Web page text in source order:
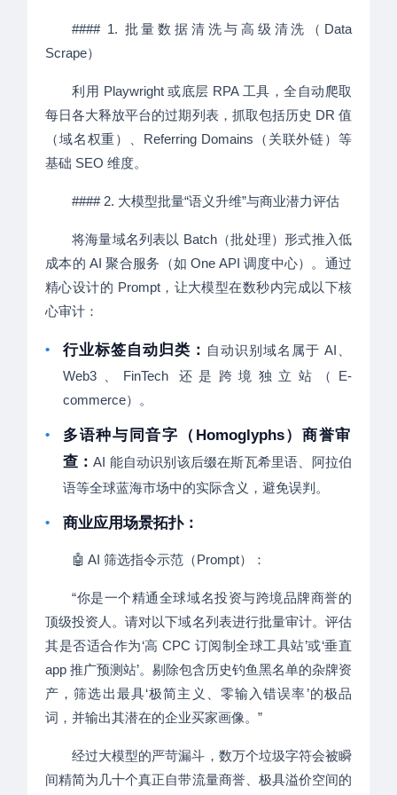
#### 1. 批量数据清洗与高级清洗（Data
Scrape）
利用 Playwright 或底层 RPA 工具，全自动爬取
每日各大释放平台的过期列表，抓取包括历史 DR 值
（域名权重）、Referring Domains（关联外链）等
基础 SEO 维度。
#### 2. 大模型批量“语义升维”与商业潜力评估
将海量域名列表以 Batch（批处理）形式推入低
成本的 AI 聚合服务（如 One API 调度中心）。通过
精心设计的 Prompt，让大模型在数秒内完成以下核
心审计：
• 行业标签自动归类： 自动识别域名属于 AI、
Web3、FinTech 还是跨境独立站（E-
commerce）。
•
多语种与同音字（Homoglyphs）商誉审
查：AI 能自动识别该后缀在斯瓦希里语、阿拉伯
语等全球蓝海市场中的实际含义，避免误判。
• 商业应用场景拓扑：
🤖 AI 筛选指令示范（Prompt）：
“你是一个精通全球域名投资与跨境品牌商誉的
顶级投资人。请对以下域名列表进行批量审计。评估
其是否适合作为‘高 CPC 订阅制全球工具站’或‘垂直
app 推广预测站’。剔除包含历史钓鱼黑名单的杂牌资
产，筛选出最具‘极简主义、零输入错误率’的极品
词，并输出其潜在的企业买家画像。”
经过大模型的严苛漏斗，数万个垃圾字符会被瞬
间精简为几十个真正自带流量商誉、极具溢价空间的